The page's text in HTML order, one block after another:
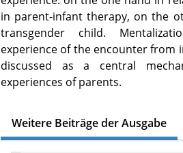
in parent-infant therapy, on the
transgender child.
experience of the encounter from
discussed as a central
experiences of parents.
Weitere Beiträge der Ausgabe